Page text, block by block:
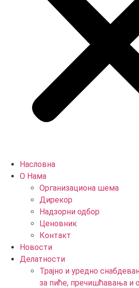
Насловна
О Нама
Организациона шема
Дирекор
Надзорни одбор
Ценовник
Контакт
Новости
Делатности
Трајно и уредно
за пиће, пречишћавања и